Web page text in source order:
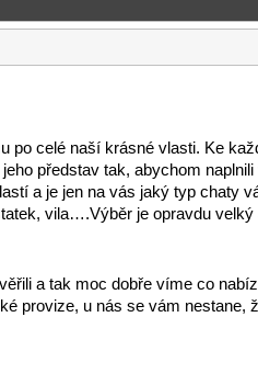
po celé naší krásné vlasti. Ke
představ tak, abychom
a je jen na vás jaký typ chaty
vila….Výběr je opravdu
a tak moc dobře víme co
provize, u nás se vám nestane,